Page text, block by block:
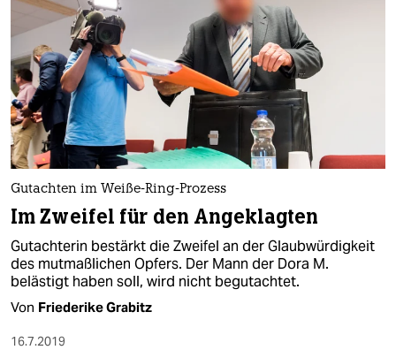
Gutachten im Weiße-Ring-Prozess
Im Zweifel für den Angeklagten
Gutachterin bestärkt die Zweifel an der Glaubwürdigkeit
des mutmaßlichen Opfers. Der Mann der Dora M.
belästigt haben soll, wird nicht begutachtet.
Von Friederike Grabitz
16.7.2019